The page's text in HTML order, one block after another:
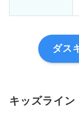
ダス
キッズライン